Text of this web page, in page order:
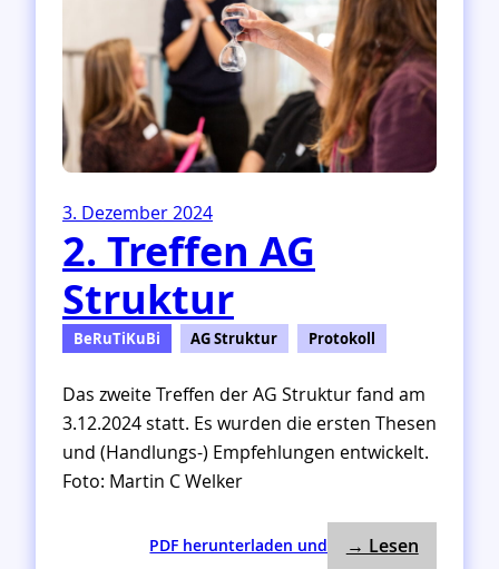
3. Dezember 2024
2. Treffen AG
Struktur
BeRuTiKuBi AG Struktur Protokoll
Das zweite Treffen der AG Struktur fand am
3.12.2024 statt. Es wurden die ersten Thesen
und (Handlungs-) Empfehlungen entwickelt.
Foto: Martin C Welker
PDF herunterladen und → Lesen: 2.